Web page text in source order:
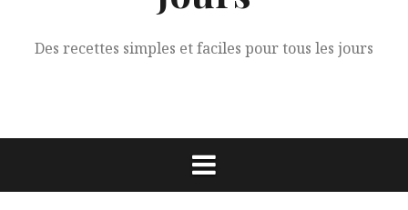
Des recettes simples et faciles pour tous les jours